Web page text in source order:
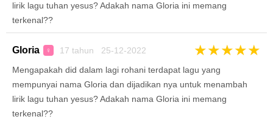
lirik lagu tuhan yesus? Adakah nama Gloria ini memang
terkenal??
Gloria ♀ 17 tahun 25-12-2022 ★★★★★
Mengapakah did dalam lagi rohani terdapat lagu yang
mempunyai nama Gloria dan dijadikan nya untuk menambah
lirik lagu tuhan yesus? Adakah nama Gloria ini memang
terkenal??